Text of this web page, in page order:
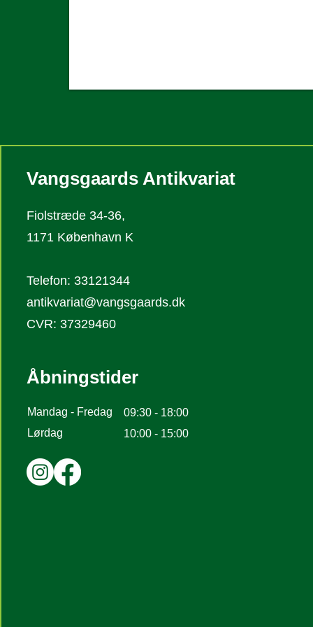
Vangsgaards Antikvariat
Fiolstræde 34-36,
1171 København K
Telefon: 33121344
antikvariat@vangsgaards.dk
CVR: 37329460
Åbningstider
09:30 - 18:00
Mandag - Fredag
10:00 - 15:00
Lørdag